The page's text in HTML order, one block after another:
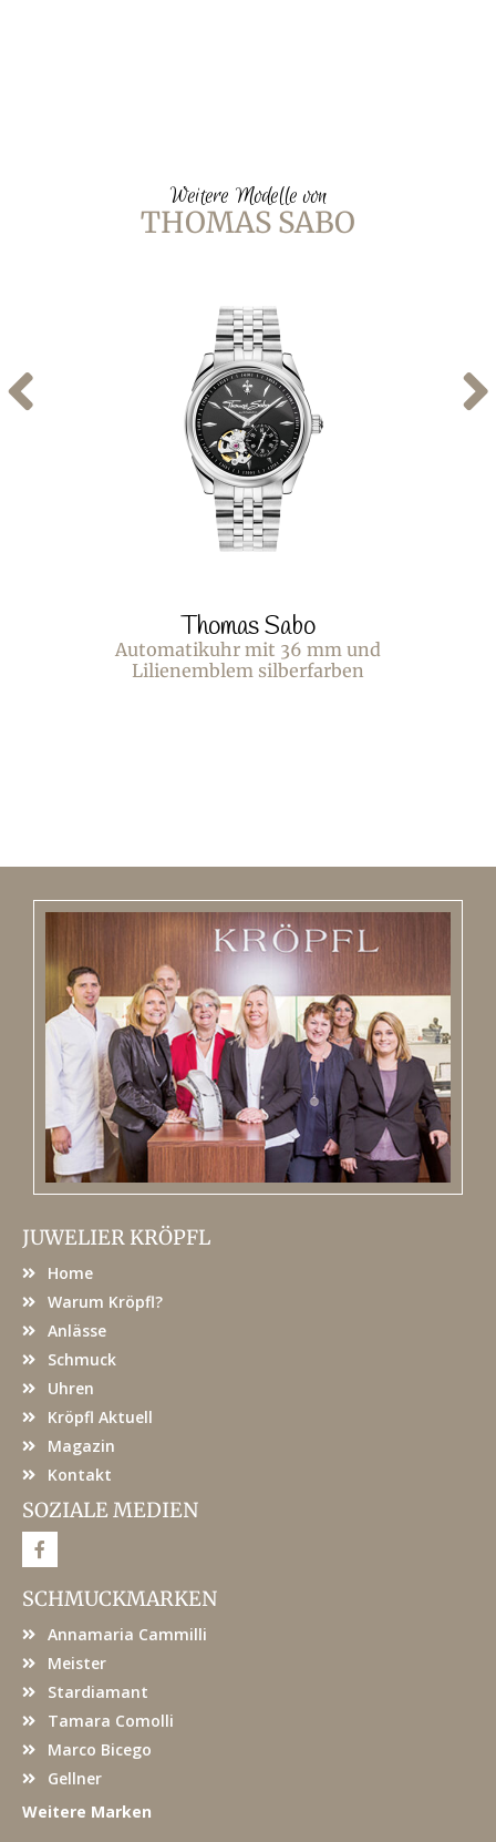
Weitere Modelle von
THOMAS SABO
Thomas Sabo
Automatikuhr mit 36 mm und
Lilienemblem silberfarben
JUWELIER KRÖPFL
Home
Warum Kröpfl?
Anlässe
Schmuck
Uhren
Kröpfl Aktuell
Magazin
Kontakt
SOZIALE MEDIEN
F
a
e
b
o
SCHMUCKMARKEN
Annamaria Cammilli
Meister
Stardiamant
Tamara Comolli
Marco Bicego
Gellner
Weitere Marken